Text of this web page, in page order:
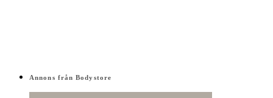
Annons från Bodystore